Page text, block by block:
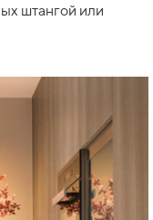
штангой или